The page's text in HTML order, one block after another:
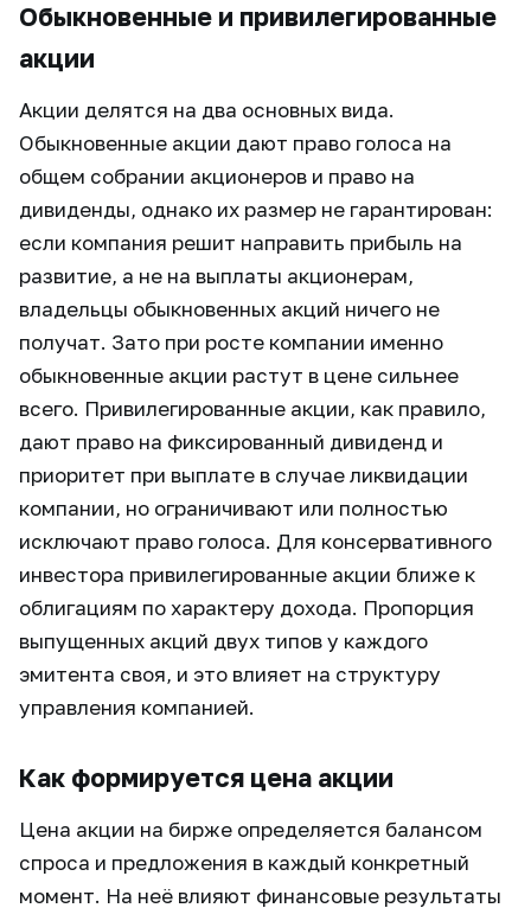
Обыкновенные и привилегированные
акции
Акции делятся на два основных вида.
Обыкновенные акции дают право голоса на
общем собрании акционеров и право на
дивиденды, однако их размер не гарантирован:
если компания решит направить прибыль на
развитие, а не на выплаты акционерам,
владельцы обыкновенных акций ничего не
получат. Зато при росте компании именно
обыкновенные акции растут в цене сильнее
всего. Привилегированные акции, как правило,
дают право на фиксированный дивиденд и
приоритет при выплате в случае ликвидации
компании, но ограничивают или полностью
исключают право голоса. Для консервативного
инвестора привилегированные акции ближе к
облигациям по характеру дохода. Пропорция
выпущенных акций двух типов у каждого
эмитента своя, и это влияет на структуру
управления компанией.
Как формируется цена акции
Цена акции на бирже определяется балансом
спроса и предложения в каждый конкретный
момент. На неё влияют финансовые результаты